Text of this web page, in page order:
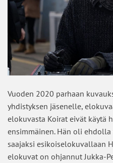
Vuoden 2020 parhaan
yhdistyksen jäsenelle,
elokuvasta Koirat eivät käytä
ensimmäinen. Hän oli
saajaksi esikoiselokuvallaan
elokuvat on ohjannut Jukka-